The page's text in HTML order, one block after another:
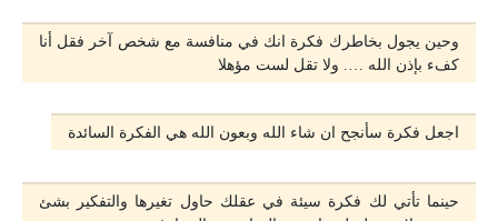
وحين يجول بخاطرك فكرة انك في منافسة مع شخص آخر فقل أنا
كفء بإذن الله …. ولا تقل لست مؤهلا
اجعل فكرة سأنجح ان شاء الله وبعون الله هي الفكرة السائدة
حينما تأتي لك فكرة سيئة في عقلك حاول تغيرها والتفكير بشئ